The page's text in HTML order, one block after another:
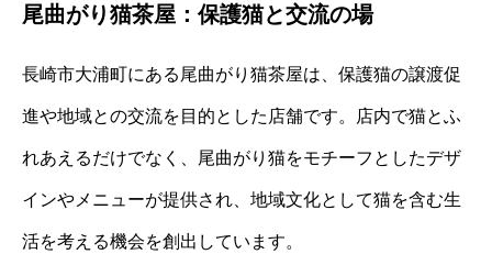
尾曲がり猫茶屋：保護猫と交流の場
長崎市大浦町にある尾曲がり猫茶屋は、保護猫の譲渡促
進や地域との交流を目的とした店舗です。店内で猫とふ
れあえるだけでなく、尾曲がり猫をモチーフとしたデザ
インやメニューが提供され、地域文化として猫を含む生
活を考える機会を創出しています。